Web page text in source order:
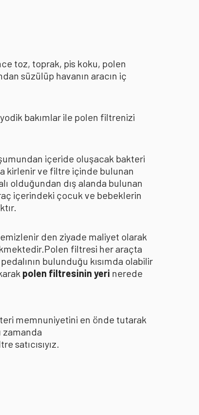
toz, toprak, pis koku, polen
süzülüp havanın aracın iç
bakımlar ile polen filtrenizi
içeride oluşacak bakteri
kirlenir ve filtre içinde bulunan
olduğundan dış alanda bulunan
içerindeki çocuk ve bebeklerin
den ziyade maliyet olarak
filtresi her araçta
bulunduğu kısımda olabilir
polen filtresinin yeri nerede
memnuniyetini en önde tutarak
zamanda
satıcısıyız.